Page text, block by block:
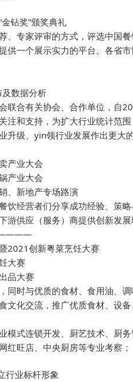
钻奖”颁奖典礼
、专家评审的方式，评选中国
供一个展示实力的平台。各省
数据分析
联合有关协会、合作单位，自
注和支持，为扩大行业统计范
升级、yin领行业发展作出更大的
产业大会
产业大会
、新地产专场路演
饮经营者们分享成功经验、策
游供应（服务）商提供创新发展
————
2021创新粤菜烹饪大赛
大赛
品大赛
同时与优质的食材、食用油、
文化交流，推广优质食材、设备
模式连锁开发、厨艺技术、厨务
红旺店、中央厨房等专业考察；
行业标杆形象